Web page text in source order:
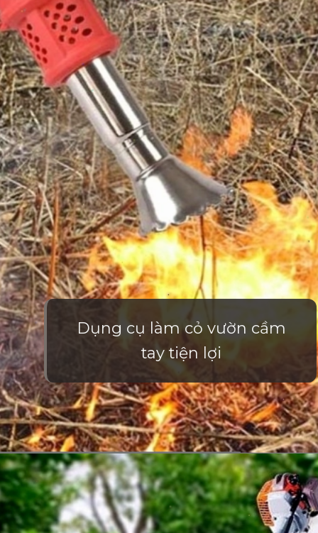
Dụng cụ làm cỏ vườn cầm
tay tiện lợi
Đang mở https://vietnamxua.edu.vn/cach-lam-co-vuon-nhanh-nhat